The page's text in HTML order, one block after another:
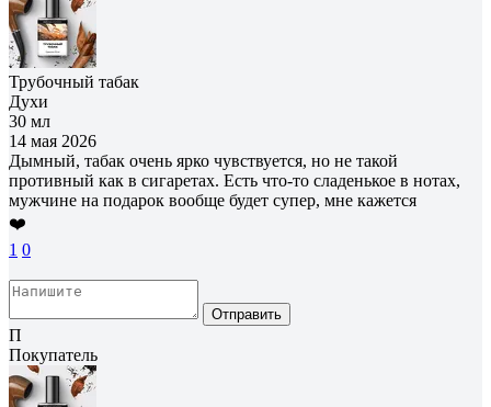
Трубочный табак
Духи
30 мл
14 мая 2026
Дымный, табак очень ярко чувствуется, но не такой
противный как в сигаретах. Есть что-то сладенькое в нотах,
мужчине на подарок вообще будет супер, мне кажется
❤️
1 0
Отправить
П
Покупатель